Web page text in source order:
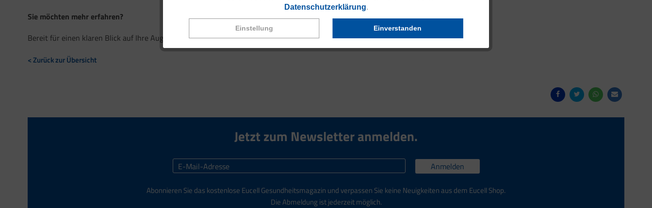
Datenschutzerklärung.
Einstellung Einverstanden
Sie möchten mehr erfahren?
Bereit für einen klaren Blick auf Ihre Augengesundheit? Finden Siehier >>heraus, wie Sie Ihre Augen gezielt unterstützen können.
< Zurück zur Übersicht
Jetzt zum Newsletter anmelden.
Anmelden
Abonnieren Sie das kostenlose Eucell Gesundheitsmagazin und verpassen Sie keine Neuigkeiten aus dem Eucell Shop.
Die Abmeldung ist jederzeit möglich.